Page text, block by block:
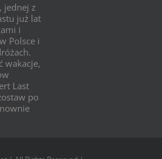
jednej z
już lat
i
Polsce i
wakacje,
Last
po